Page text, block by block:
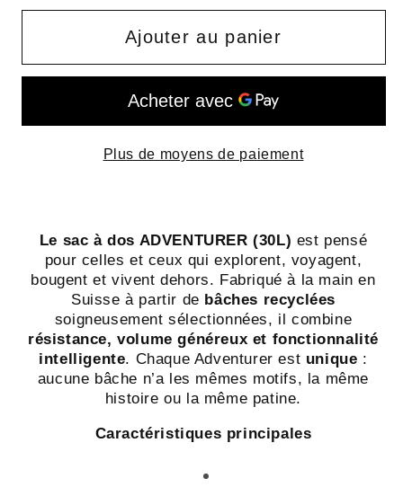
quantité
ADVENTURER
sac
bâche
recyclée
-
Swiss
Made
quantité
de
ADVENTURER
-
sac
à
bâche
recyclée
-
Swiss
Made
Ajouter au panier
Plus de moyens de paiement
Le sac à dos ADVENTURER (30L) est pensé
pour celles et ceux qui explorent, voyagent,
bougent et vivent dehors. Fabriqué à la main en
Suisse à partir de bâches recyclées
soigneusement sélectionnées, il combine
résistance, volume généreux et fonctionnalité
intelligente. Chaque Adventurer est unique :
aucune bâche n’a les mêmes motifs, la même
histoire ou la même patine.
Caractéristiques principales